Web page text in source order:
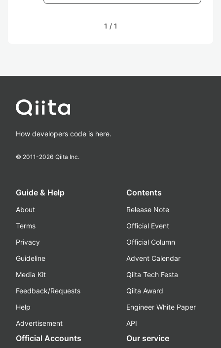
1 / 1
How developers code is here.
© 2011-2026 Qiita Inc.
Guide & Help
About
Terms
Privacy
Guideline
Media Kit
Feedback/Requests
Help
Advertisement
Contents
Release Note
Official Event
Official Column
Advent Calendar
Qiita Tech Festa
Qiita Award
Engineer White Paper
API
Official Accounts Our service